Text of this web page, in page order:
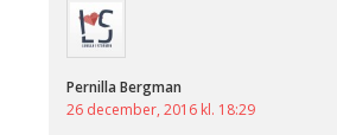
Pernilla Bergman
26 december, 2016 kl. 18:29